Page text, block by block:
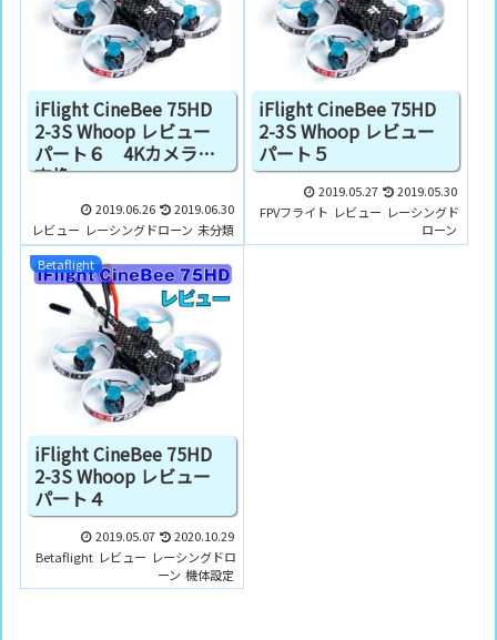
iFlight CineBee 75HD
2-3S Whoop レビュー
パート６ 4Kカメラに
交換
2019.06.26
2019.06.30
レビュー レーシングドローン 未分類
iFlight CineBee 75HD
2-3S Whoop レビュー
パート５
2019.05.27
2019.05.30
FPVフライト レビュー レーシングド
ローン
Betaflight
iFlight CineBee 75HD
2-3S Whoop レビュー
パート４
2019.05.07
2020.10.29
Betaflight レビュー レーシングドロ
ーン 機体設定